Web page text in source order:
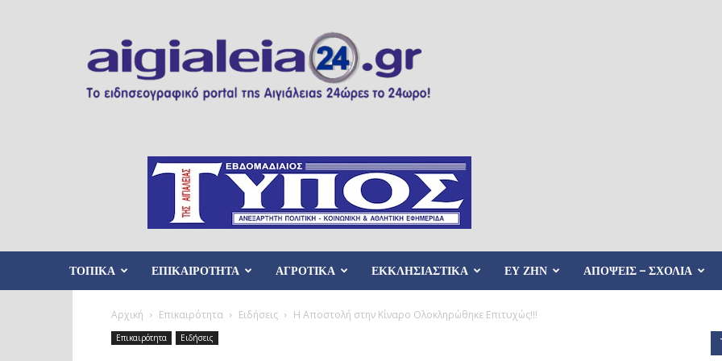
ΤΟΠΙΚΑ ΕΠΙΚΑΙΡΟΤΗΤΑ ΑΓΡΟΤΙΚΑ ΕΚΚΛΗΣΙΑΣΤΙΚΑ ΕΥ ΖΗΝ ΑΠΟΨΕΙΣ – ΣΧΟΛΙΑ
Αρχική Επικαιρότητα Ειδήσεις Η Αποστολή στην Κίναρο Ολοκληρώθηκε Επιτυχώς!!!
Επικαιρότητα Ειδήσεις